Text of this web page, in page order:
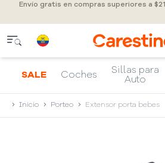
Envío gratis en compras superiores a $21
SALE Coches
Sillas para
Auto
Inicio Porteo Extensor porta bebes